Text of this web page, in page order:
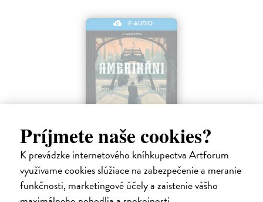
Príjmete naše cookies?
K prevádzke internetového kníhkupectva Artforum
využívame cookies slúžiace na zabezpečenie a meranie
funkčnosti, marketingové účely a zaistenie vášho
E-AUDIO
Amerikáni
Hudák Tomáš| Elektronická audiokniha
Niektoré príbehy nám pripomenú, aké drahé môže byť slovo „nový
začiatok“ o ktorý sa v našej najväčšej vysťahovaleckej vlne na prelome
19. a 20. storočia pokúsilo približne 600 000 ľudí. Príbehy
vysťahovalectva,…